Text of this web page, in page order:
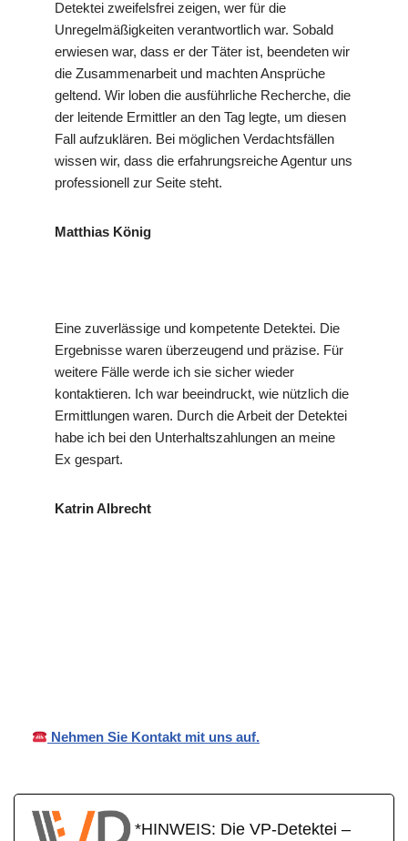
Detektei zweifelsfrei zeigen, wer für die
Unregelmäßigkeiten verantwortlich war. Sobald
erwiesen war, dass er der Täter ist, beendeten wir
die Zusammenarbeit und machten Ansprüche
geltend. Wir loben die ausführliche Recherche, die
der leitende Ermittler an den Tag legte, um diesen
Fall aufzuklären. Bei möglichen Verdachtsfällen
wissen wir, dass die erfahrungsreiche Agentur uns
professionell zur Seite steht.
Matthias König
Eine zuverlässige und kompetente Detektei. Die
Ergebnisse waren überzeugend und präzise. Für
weitere Fälle werde ich sie sicher wieder
kontaktieren. Ich war beeindruckt, wie nützlich die
Ermittlungen waren. Durch die Arbeit der Detektei
habe ich bei den Unterhaltszahlungen an meine
Ex gespart.
Katrin Albrecht
Nehmen Sie Kontakt mit uns auf.
*HINWEIS: Die VP-Detektei –